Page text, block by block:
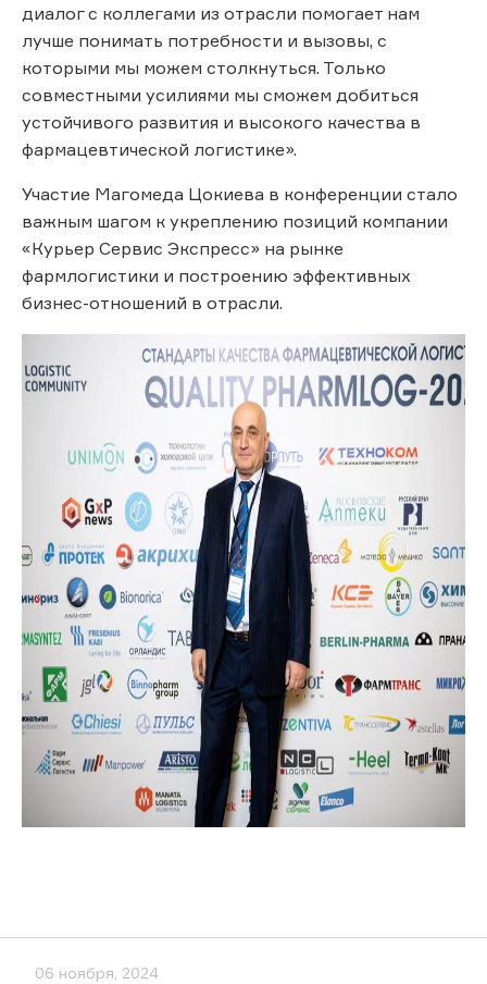
диалог с коллегами из отрасли помогает нам
лучше понимать потребности и вызовы, с
которыми мы можем столкнуться. Только
совместными усилиями мы сможем добиться
устойчивого развития и высокого качества в
фармацевтической логистике».
Участие Магомеда Цокиева в конференции стало
важным шагом к укреплению позиций компании
«Курьер Сервис Экспресс» на рынке
фармлогистики и построению эффективных
бизнес-отношений в отрасли.
06 ноября, 2024